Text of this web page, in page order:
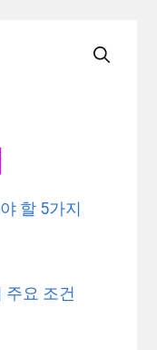
할 5가지
주요 조건